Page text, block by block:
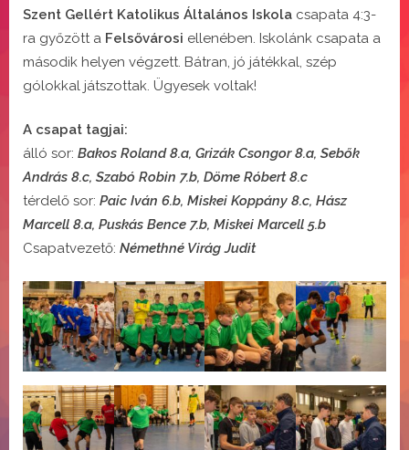
Szent Gellért Katolikus Általános Iskola csapata 4:3-
ra győzött a Felsővárosi ellenében. Iskolánk csapata a
második helyen végzett. Bátran, jó játékkal, szép
gólokkal játszottak. Ügyesek voltak!
A csapat tagjai:
álló sor: Bakos Roland 8.a, Grizák Csongor 8.a, Sebők
András 8.c, Szabó Robin 7.b, Döme Róbert 8.c
térdelő sor: Paic Iván 6.b, Miskei Koppány 8.c, Hász
Marcell 8.a, Puskás Bence 7.b, Miskei Marcell 5.b
Csapatvezető: Némethné Virág Judit